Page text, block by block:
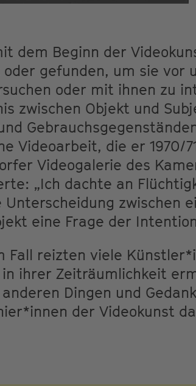
dem Beginn der
oder gefunden, um sie vor
oder mit ihnen zu
zwischen Objekt und
Videoarbeit, die er 1970/
Videogalerie des
„Ich dachte an
Unterscheidung zwischen
eine Frage der
Fall reizten viele
in ihrer Zeiträumlichkeit
Dingen und
der Videokunst